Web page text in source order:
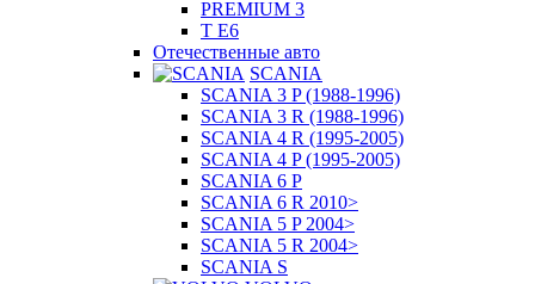
PREMIUM 3
T E6
Отечественные авто
SCANIA
SCANIA 3 P (1988-1996)
SCANIA 3 R (1988-1996)
SCANIA 4 R (1995-2005)
SCANIA 4 P (1995-2005)
SCANIA 6 P
SCANIA 6 R 2010>
SCANIA 5 P 2004>
SCANIA 5 R 2004>
SCANIA S